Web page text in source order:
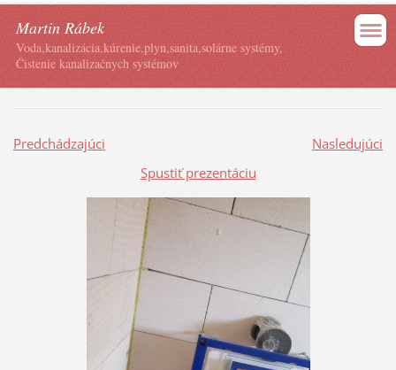
Martin Rábek
Voda,kanalizácia,kúrenie,plyn,sanita,solárne systémy,
Čistenie kanalizačnych systémov
Predchádzajúci
Nasledujúci
Spustiť prezentáciu